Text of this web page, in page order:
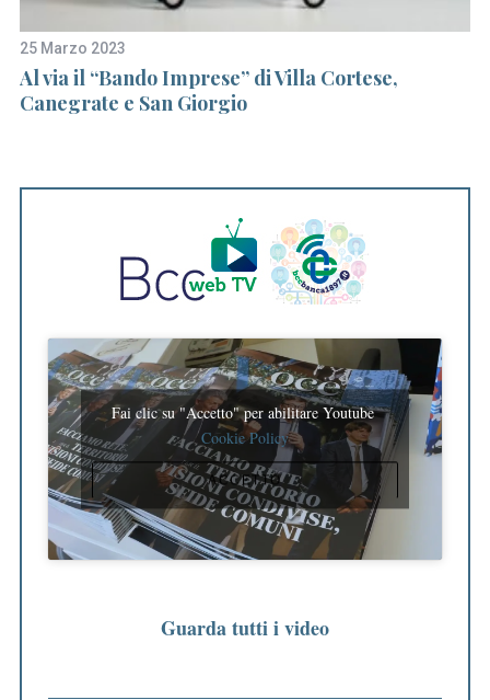
25 Marzo 2023
Al via il “Bando Imprese” di Villa Cortese,
Canegrate e San Giorgio
Fai clic su "Accetto" per abilitare Youtube
Cookie Policy
ACCETTO
Guarda tutti i video